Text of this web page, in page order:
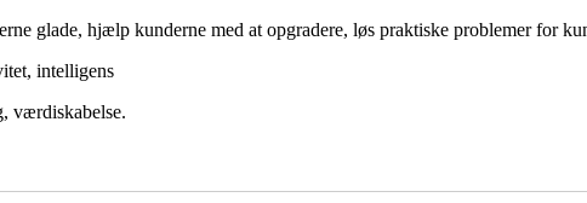
glade, hjælp kunderne med at opgradere, løs praktiske problemer for
intelligens
værdiskabelse.